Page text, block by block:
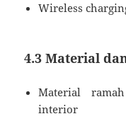
Wireless
4.3 Material
Material
interior